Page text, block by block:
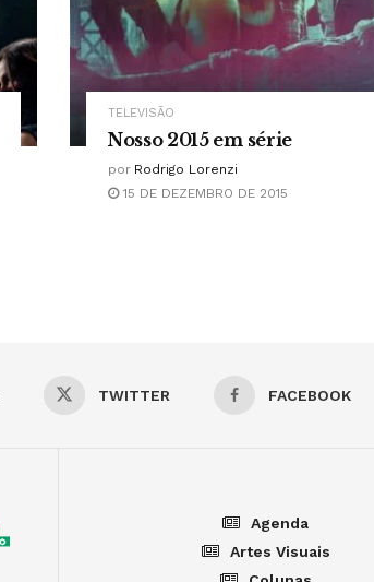
TELEVISÃO
Nosso 2015 em série
por Rodrigo Lorenzi
15 DE DEZEMBRO DE 2015
TWITTER FACEBOOK
Agenda
Artes Visuais